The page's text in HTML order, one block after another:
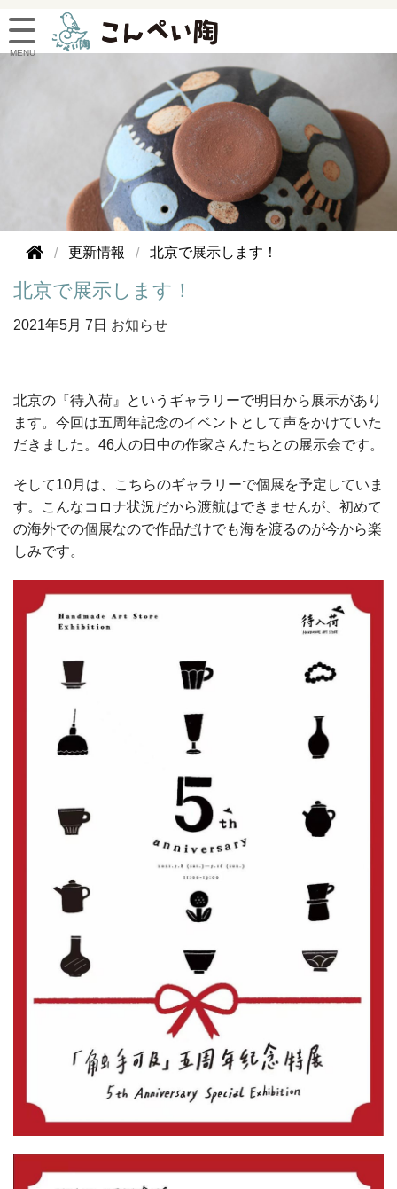
更新情報 北京で展示します！
北京で展示します！
2021年5月 7日 お知らせ
北京の『待入荷』というギャラリーで明日から展示があり
ます。今回は五周年記念のイベントとして声をかけていた
だきました。46人の日中の作家さんたちとの展示会です。
そして10月は、こちらのギャラリーで個展を予定していま
す。こんなコロナ状況だから渡航はできませんが、初めて
の海外での個展なので作品だけでも海を渡るのが今から楽
しみです。